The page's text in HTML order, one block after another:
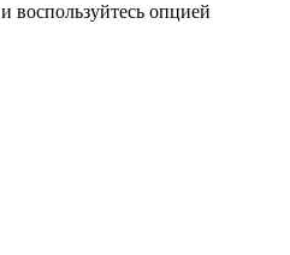
воспользуйтесь опцией